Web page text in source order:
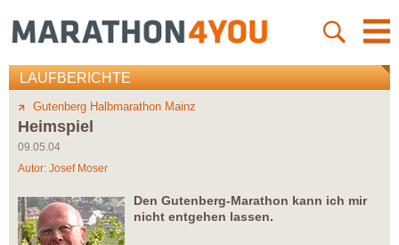
LAUFBERICHTE
Gutenberg Halbmarathon Mainz
Heimspiel
09.05.04
Autor: Josef Moser
Den Gutenberg-Marathon kann ich mir
nicht entgehen lassen.